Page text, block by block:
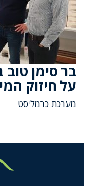
בר סימן טוב
על חיזוק
מערכת כרמליסט